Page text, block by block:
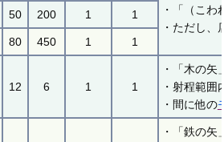
・「（こ
・ただし
50 200 1 1
80 450 1 1
12 6 1 1
・「木の矢
・射程範
・間に他の
・「鉄の矢